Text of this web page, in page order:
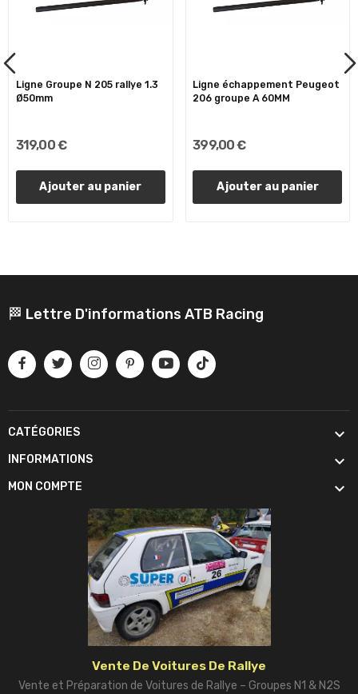
Ligne Groupe N 205 rallye 1.3
Ø50mm
319,00 €
Ajouter au panier
Ligne échappement Peugeot
206 groupe A 60MM
399,00 €
Ajouter au panier
🏁 Lettre D'informations ATB Racing
CATÉGORIES 
INFORMATIONS 
MON COMPTE 
Vente De Voitures De Rallye
Vente et Préparation de Voitures de Rallye – Groupes N1 & N2S